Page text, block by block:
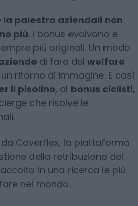
la palestra aziendali non
più. I bonus evolvono e
più originali. Un modo
di fare del welfare
ritorno di immagine. E così
il pisolino, al bonus ciclisti,
che risolve le
Coverflex, la piattaforma
della retribuzione del
in una ricerca le più
nel mondo.